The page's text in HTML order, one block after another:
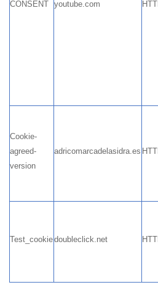
CONSENT youtube.com
Cookie-
agreed-
version
adricomarcadelasidra.es
Test_cookiedoubleclick.net